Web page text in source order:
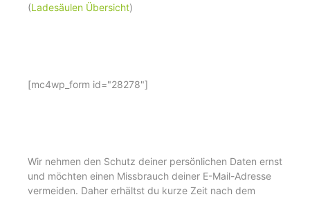
(Ladesäulen Übersicht)
[mc4wp_form id="28278"]
Wir nehmen den Schutz deiner persönlichen Daten ernst
und möchten einen Missbrauch deiner E-Mail-Adresse
vermeiden. Daher erhältst du kurze Zeit nach dem